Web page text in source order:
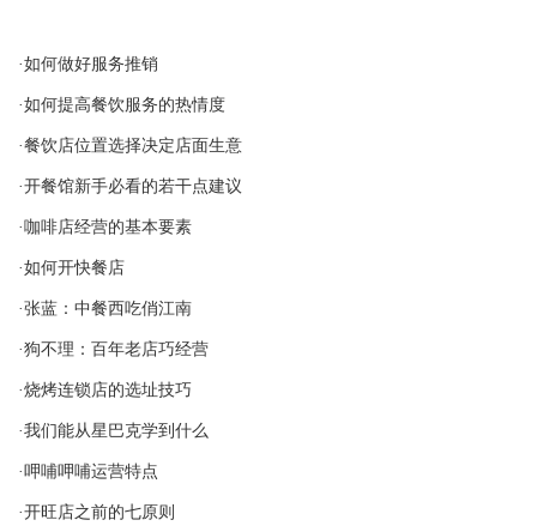
·如何做好服务推销
·如何提高餐饮服务的热情度
·餐饮店位置选择决定店面生意
·开餐馆新手必看的若干点建议
·咖啡店经营的基本要素
·如何开快餐店
·张蓝：中餐西吃俏江南
·狗不理：百年老店巧经营
·烧烤连锁店的选址技巧
·我们能从星巴克学到什么
·呷哺呷哺运营特点
·开旺店之前的七原则